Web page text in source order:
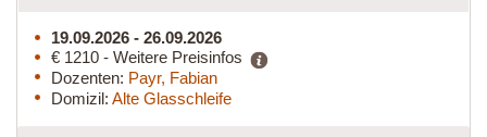
19.09.2026 - 26.09.2026
€ 1210 - Weitere Preisinfos
Dozenten: Payr, Fabian
Domizil: Alte Glasschleife